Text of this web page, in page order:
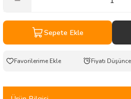
Sepete Ekle
Fiyatı